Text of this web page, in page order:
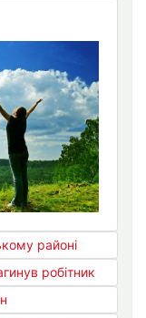
районі
робітник